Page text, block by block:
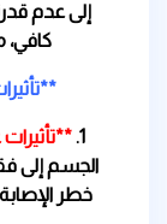
إلى عدم
كافي،
1.
الجسم إلى
خطر